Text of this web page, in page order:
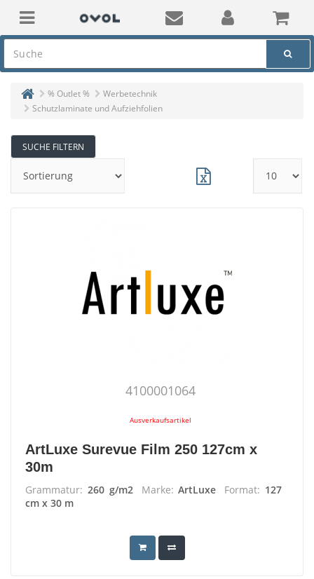
% Outlet %
Werbetechnik
Schutzlaminate und Aufziehfolien
SUCHE FILTERN
4100001064
Ausverkaufsartikel
ArtLuxe Surevue Film 250 127cm x
30m
Grammatur: 260 g/m2 Marke:ArtLuxe Format: 127
cm x 30 m